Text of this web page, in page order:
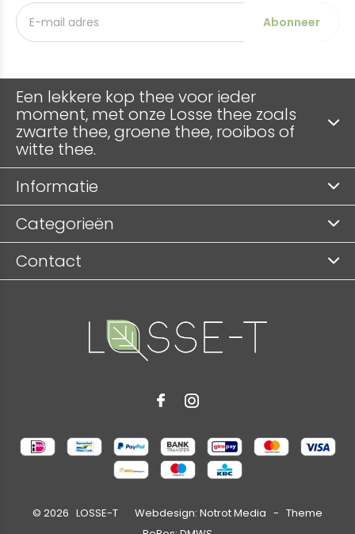
Abonneer
Een lekkere kop thee voor ieder
moment, met onze Losse thee zoals
zwarte thee, groene thee, rooibos of
witte thee.
Informatie
Categorieën
Contact
© 2026 LOSSE-T Webdesign: Notrot Media - Theme